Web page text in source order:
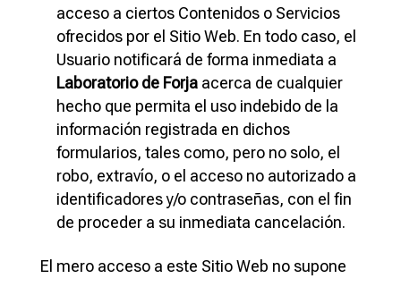
acceso a ciertos Contenidos o Servicios
ofrecidos por el Sitio Web. En todo caso, el
Usuario notificará de forma inmediata a
Laboratorio de Forjaacerca de cualquier
hecho que permita el uso indebido de la
información registrada en dichos
formularios, tales como, pero no solo, el
robo, extravío, o el acceso no autorizado a
identificadores y/o contraseñas, con el fin
de proceder a su inmediata cancelación.
El mero acceso a este Sitio Web no supone